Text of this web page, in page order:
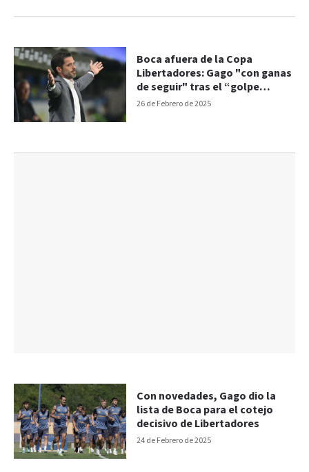
26 de Febrero de 2025
Boca afuera de la Copa
Libertadores: Gago "con ganas
de seguir" tras el “golpe
durísimo”
24 de Febrero de 2025
Con novedades, Gago dio la
lista de Boca para el cotejo
decisivo de Libertadores